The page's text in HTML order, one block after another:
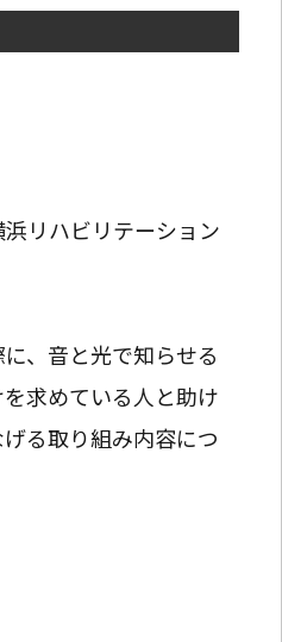
リハビリテーション
、音と光で知らせる
求めている人と助け
る取り組み内容につ